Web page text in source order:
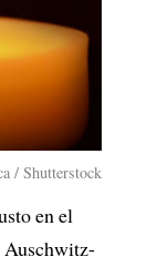
/ Shutterstock
en el
Auschwitz-